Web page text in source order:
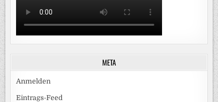
META
Anmelden
Eintrags-Feed